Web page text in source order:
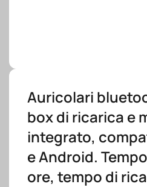
Auricolari
box di ricarica e
integrato,
e Android.
ore, tempo di